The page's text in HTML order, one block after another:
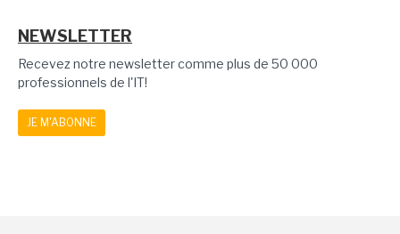
NEWSLETTER
Recevez notre newsletter comme plus de 50 000
professionnels de l'IT!
JE M'ABONNE